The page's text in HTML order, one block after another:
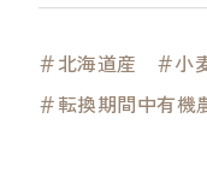
＃北海道産 ＃小
＃転換期間中有機